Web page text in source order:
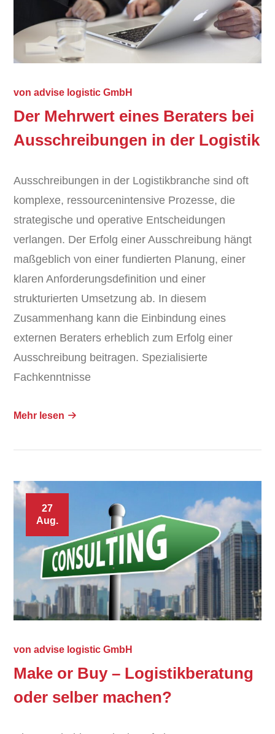
vonadvise logistic GmbH
Der Mehrwert eines Beraters bei
Ausschreibungen in der Logistik
Ausschreibungen in der Logistikbranche sind oft
komplexe, ressourcenintensive Prozesse, die
strategische und operative Entscheidungen
verlangen. Der Erfolg einer Ausschreibung hängt
maßgeblich von einer fundierten Planung, einer
klaren Anforderungsdefinition und einer
strukturierten Umsetzung ab. In diesem
Zusammenhang kann die Einbindung eines
externen Beraters erheblich zum Erfolg einer
Ausschreibung beitragen. Spezialisierte
Fachkenntnisse
Mehr lesen
27
Aug.
vonadvise logistic GmbH
Make or Buy – Logistikberatung
oder selber machen?